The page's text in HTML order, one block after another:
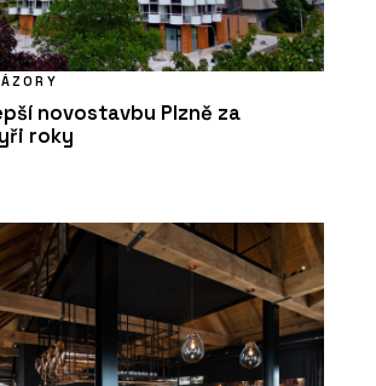
novostavbu Plzně za
roky